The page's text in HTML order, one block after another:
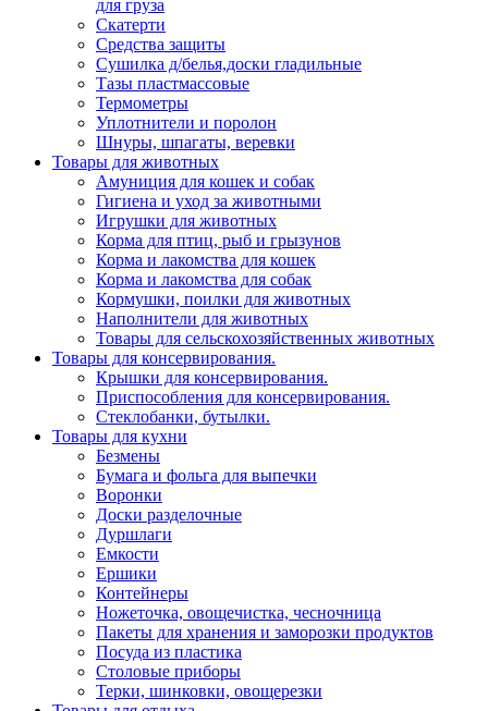
для груза
Скатерти
Средства защиты
Сушилка д/белья,доски гладильные
Тазы пластмассовые
Термометры
Уплотнители и поролон
Шнуры, шпагаты, веревки
Товары для животных
Амуниция для кошек и собак
Гигиена и уход за животными
Игрушки для животных
Корма для птиц, рыб и грызунов
Корма и лакомства для кошек
Корма и лакомства для собак
Кормушки, поилки для животных
Наполнители для животных
Товары для сельскохозяйственных животных
Товары для консервирования.
Крышки для консервирования.
Приспособления для консервирования.
Стеклобанки, бутылки.
Товары для кухни
Безмены
Бумага и фольга для выпечки
Воронки
Доски разделочные
Дуршлаги
Емкости
Ершики
Контейнеры
Ножеточка, овощечистка, чесночница
Пакеты для хранения и заморозки продуктов
Посуда из пластика
Столовые приборы
Терки, шинковки, овощерезки